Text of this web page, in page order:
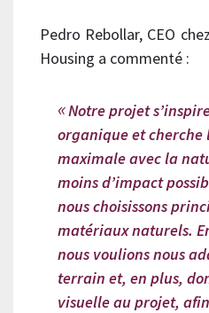
Pedro Rebollar, CEO
Housing a commenté :
Notre projet
organique et cherche
maximale avec la
moins d’impact
nous choisissons
matériaux naturels.
nous voulions nous
terrain et, en plus,
visuelle au projet,